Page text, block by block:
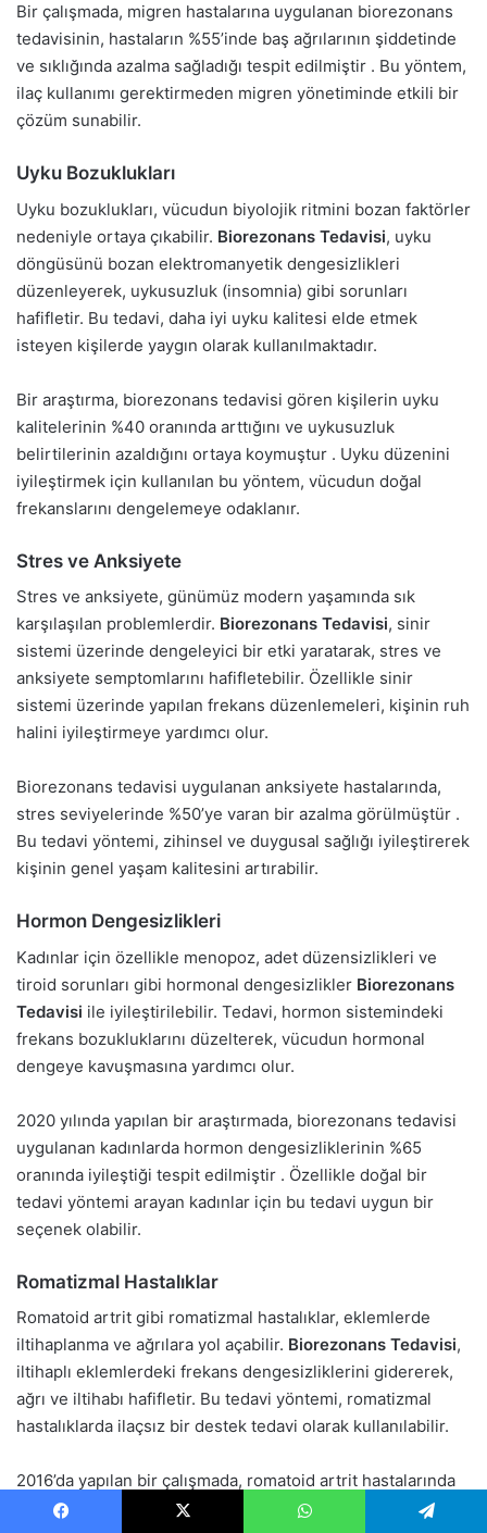
Bir çalışmada, migren hastalarına uygulanan biorezonans
tedavisinin, hastaların %55’inde baş ağrılarının şiddetinde
ve sıklığında azalma sağladığı tespit edilmiştir . Bu yöntem,
ilaç kullanımı gerektirmeden migren yönetiminde etkili bir
çözüm sunabilir.
Uyku Bozuklukları
Uyku bozuklukları, vücudun biyolojik ritmini bozan faktörler
nedeniyle ortaya çıkabilir. Biorezonans Tedavisi, uyku
döngüsünü bozan elektromanyetik dengesizlikleri
düzenleyerek, uykusuzluk (insomnia) gibi sorunları
hafifletir. Bu tedavi, daha iyi uyku kalitesi elde etmek
isteyen kişilerde yaygın olarak kullanılmaktadır.
Bir araştırma, biorezonans tedavisi gören kişilerin uyku
kalitelerinin %40 oranında arttığını ve uykusuzluk
belirtilerinin azaldığını ortaya koymuştur . Uyku düzenini
iyileştirmek için kullanılan bu yöntem, vücudun doğal
frekanslarını dengelemeye odaklanır.
Stres ve Anksiyete
Stres ve anksiyete, günümüz modern yaşamında sık
karşılaşılan problemlerdir. Biorezonans Tedavisi, sinir
sistemi üzerinde dengeleyici bir etki yaratarak, stres ve
anksiyete semptomlarını hafifletebilir. Özellikle sinir
sistemi üzerinde yapılan frekans düzenlemeleri, kişinin ruh
halini iyileştirmeye yardımcı olur.
Biorezonans tedavisi uygulanan anksiyete hastalarında,
stres seviyelerinde %50’ye varan bir azalma görülmüştür .
Bu tedavi yöntemi, zihinsel ve duygusal sağlığı iyileştirerek
kişinin genel yaşam kalitesini artırabilir.
Hormon Dengesizlikleri
Kadınlar için özellikle menopoz, adet düzensizlikleri ve
tiroid sorunları gibi hormonal dengesizlikler Biorezonans
Tedavisi ile iyileştirilebilir. Tedavi, hormon sistemindeki
frekans bozukluklarını düzelterek, vücudun hormonal
dengeye kavuşmasına yardımcı olur.
2020 yılında yapılan bir araştırmada, biorezonans tedavisi
uygulanan kadınlarda hormon dengesizliklerinin %65
oranında iyileştiği tespit edilmiştir . Özellikle doğal bir
tedavi yöntemi arayan kadınlar için bu tedavi uygun bir
seçenek olabilir.
Romatizmal Hastalıklar
Romatoid artrit gibi romatizmal hastalıklar, eklemlerde
iltihaplanma ve ağrılara yol açabilir. Biorezonans Tedavisi,
iltihaplı eklemlerdeki frekans dengesizliklerini gidererek,
ağrı ve iltihabı hafifletir. Bu tedavi yöntemi, romatizmal
hastalıklarda ilaçsız bir destek tedavi olarak kullanılabilir.
2016’da yapılan bir çalışmada, romatoid artrit hastalarında
biorezonans tedavisinin ağrıyı %60 oranında azalttığı ve